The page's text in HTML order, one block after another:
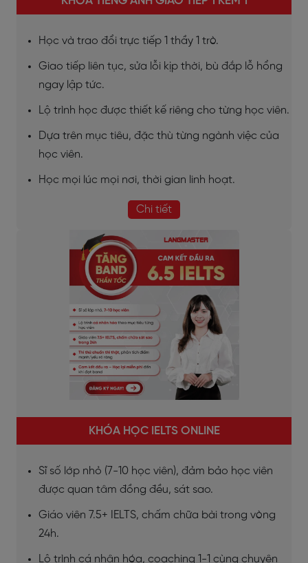
Học và trao đổi trực tiếp 1 thầy 1 trò.
Giao tiếp liên tục, sửa lỗi kịp thời, bù đắp lỗ hổng
ngay lập tức.
Lộ trình học được thiết kế riêng cho từng học viên.
Dựa trên mục tiêu, đặc thù từng ngành việc của
học viên.
Học mọi lúc mọi nơi, thời gian linh hoạt.
Chi tiết
KHÓA HỌC IELTS ONLINE
Sĩ số lớp nhỏ (7-10 học viên), đảm bảo học viên
được quan tâm đồng đều, sát sao.
Giáo viên 7.5+ IELTS, chấm chữa bài trong vòng
24h.
Lộ trình cá nhân hóa, coaching 1-1 cùng chuyên